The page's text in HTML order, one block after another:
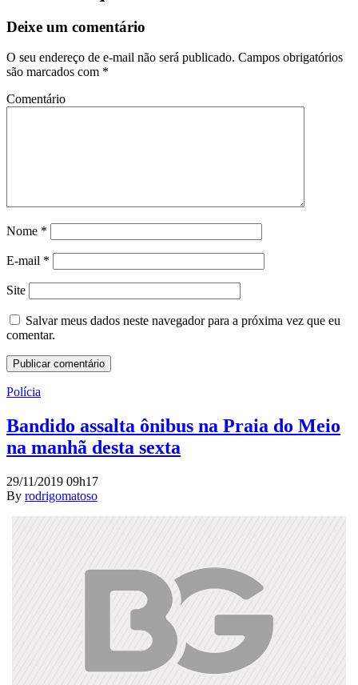
Deixe um comentário
O seu endereço de e-mail não será publicado. Campos obrigatórios
são marcados com *
Comentário
Nome *
E-mail *
Site
Salvar meus dados neste navegador para a próxima vez que eu
comentar.
Polícia
Bandido assalta ônibus na Praia do Meio
na manhã desta sexta
29/11/2019 09h17
By rodrigomatoso